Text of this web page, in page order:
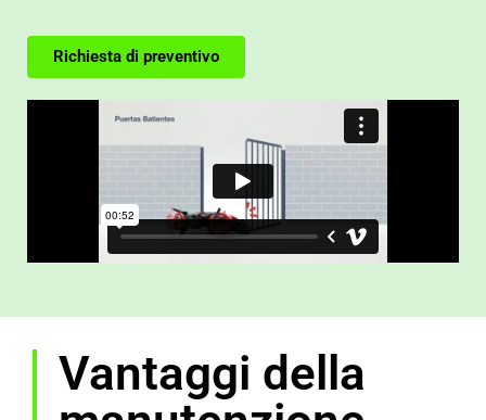
Richiesta di preventivo
Vantaggi della